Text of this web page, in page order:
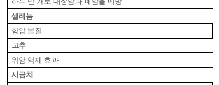
하루 반 개로 대장암과 폐암을 예방
셀레늄
항암 물질
고추
위암 억제 효과
시금치